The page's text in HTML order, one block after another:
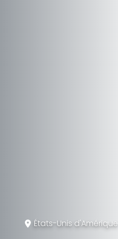
États-Unis d'Amérique